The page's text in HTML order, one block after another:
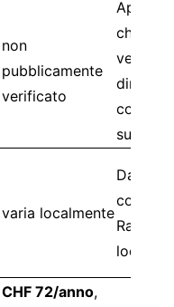
non
pubblicamente
verificato
chiara,
verifica
conto
varia localmente
Da
con la
locale
CHF 72/anno,